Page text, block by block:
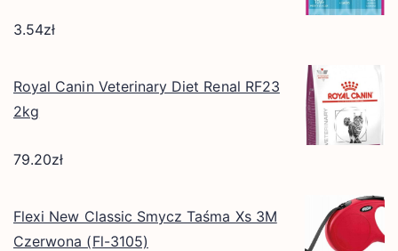
3.54zł
Royal Canin Veterinary Diet Renal RF23
2kg
79.20zł
Flexi New Classic Smycz Taśma Xs 3M
Czerwona (Fl-3105)